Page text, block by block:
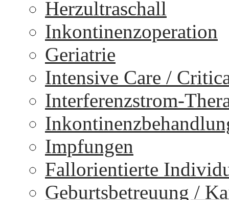
Herzultraschall
Inkontinenzoperation
Geriatrie
Intensive Care /
Interferenzstrom-
Impfungen
Fallorientierte
Geburtsbetreuung /